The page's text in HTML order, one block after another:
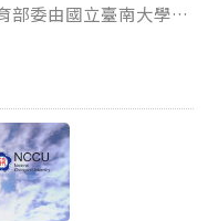
部委由國立臺南大學辦
測」，歡迎踴躍報
9 月 21 日（星期
年 10 月 17 日至 12 月
詳細場次請參閱簡章
測免收報名費用。 報
站： https://tl-